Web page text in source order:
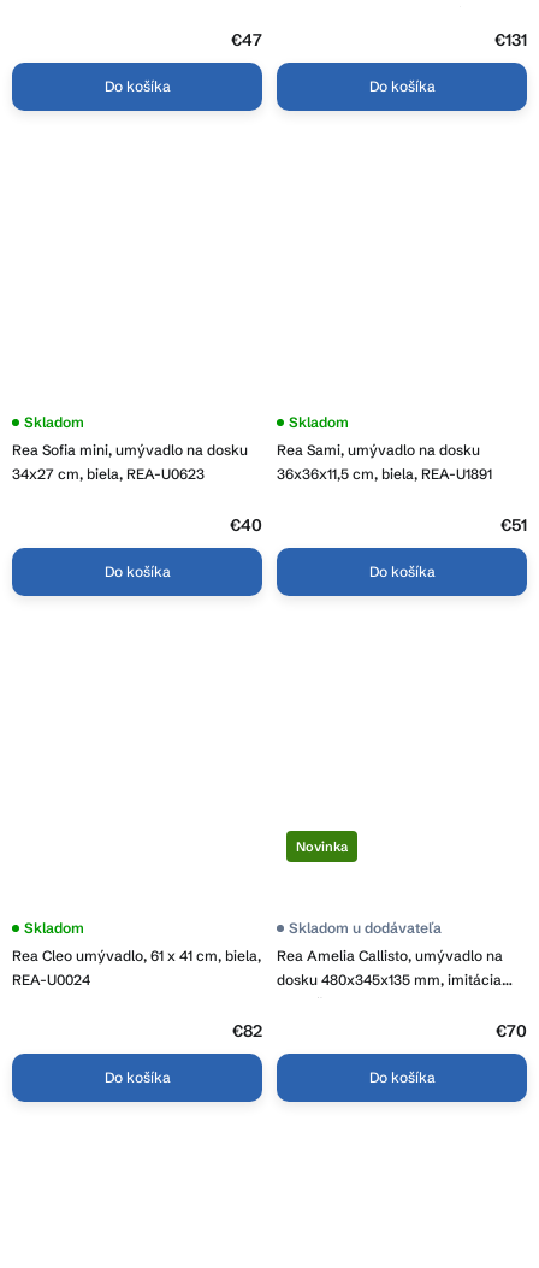
€47
Do košíka
€131
Do košíka
Rea Sofia mini, umývadlo na dosku
34x27 cm, biela, REA-U0623
Priemerné
produktu
je
Skladom
€40
Do košíka
Rea Sami, umývadlo na dosku
36x36x11,5 cm, biela, REA-U1891
Priemerné
produktu
je
Skladom
€51
Do košíka
Rea Cleo umývadlo, 61 x 41 cm, biela,
REA-U0024
Priemerné
produktu
je
Skladom
€82
Do košíka
Novinka
Rea Amelia Callisto, umývadlo na
dosku 480x345x135 mm, imitácia
kameňa, REA-U0637
Skladom u dodávateľa
€70
Do košíka